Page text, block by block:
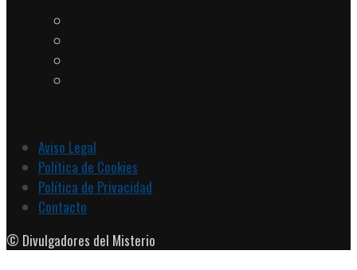
Aviso Legal
Política de Cookies
Política de Privacidad
Contacto
© Divulgadores del Misterio